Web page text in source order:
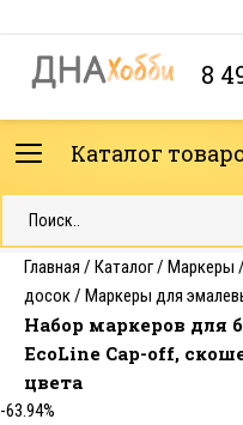
8
Каталог
Главная / Каталог/ Маркеры /
досок/ Маркеры для
Набор маркеров для
EcoLine Cap-off,
цвета
-63.94%